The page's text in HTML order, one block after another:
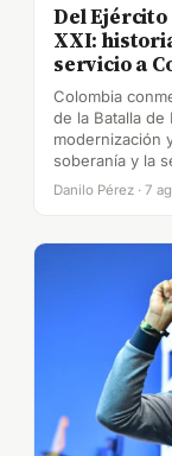
Del
XXI:
servicio a
Colombia
de la Batalla de
modernización
soberanía y la
Danilo Pérez · 7